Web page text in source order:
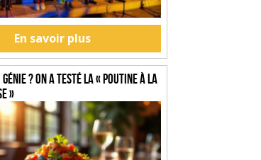
En savoir plus
GÉNIE ? On a testé la « Poutine à la
»